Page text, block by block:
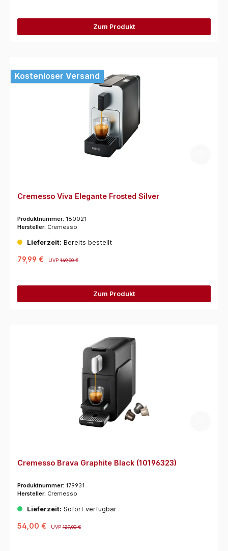
Zum Produkt
Kostenloser Versand
Cremesso Viva Elegante Frosted Silver
Produktnummer: 180021
Hersteller: Cremesso
Lieferzeit: Bereits bestellt
79,99 € UVP149,00 €
Zum Produkt
Cremesso Brava Graphite Black (10196323)
Produktnummer: 179931
Hersteller: Cremesso
Lieferzeit: Sofort verfügbar
54,00 € UVP129,00 €